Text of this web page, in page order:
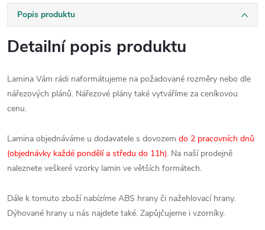
Popis produktu
Detailní popis produktu
Lamina Vám rádi naformátujeme na požadované rozměry nebo dle
nářezových plánů. Nářezové plány také vytváříme za ceníkovou
cenu.
Lamina objednáváme u dodavatele s dovozem do 2 pracovních dnů
(objednávky každé pondělí a středu do 11h). Na naší prodejně
naleznete veškeré vzorky lamin ve větších formátech.
Dále k tomuto zboží nabízíme ABS hrany či nažehlovací hrany.
Dýhované hrany u nás najdete také. Zapůjčujeme i vzorníky.